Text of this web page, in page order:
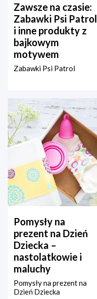
Zawsze na czasie:
Zabawki Psi Patrol
i inne produkty z
bajkowym
motywem
Zabawki Psi Patrol
Pomysły na
prezent na Dzień
Dziecka –
nastolatkowie i
maluchy
Pomysły na prezent na
Dzień Dziecka